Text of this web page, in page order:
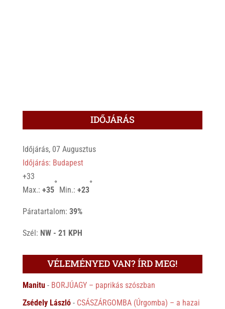
IDŐJÁRÁS
Időjárás, 07 Augusztus
Időjárás: Budapest
+33
Max.: +35
°
Min.: +23
°
Páratartalom: 39%
Szél: NW - 21 KPH
VÉLEMÉNYED VAN? ÍRD MEG!
Manitu- BORJÚAGY – paprikás szószban
Zsédely László- CSÁSZÁRGOMBA (Úrgomba) – a hazai